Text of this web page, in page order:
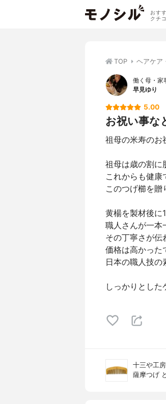
おす
クチ
TOP ヘアケア
働く母・家
早見ゆり
5.00
お祝い事な
祖母の米寿のお
祖母は歳の割に
これからも健康
このつげ櫛を
黄楊を製材後に
職人さんが一本
その丁寧さが伝
価格は高かった
日本の職人技の
しっかりとし
十三や工房
薩摩つげ